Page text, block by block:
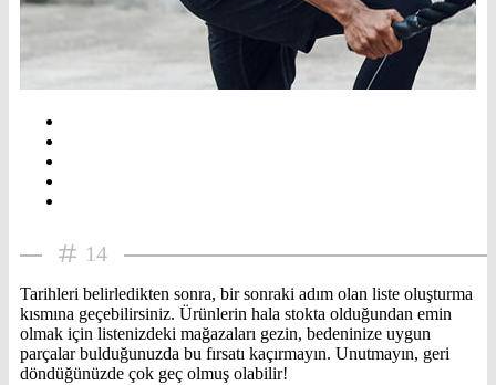
14
Tarihleri belirledikten sonra, bir sonraki adım olan liste oluşturma
kısmına geçebilirsiniz. Ürünlerin hala stokta olduğundan emin
olmak için listenizdeki mağazaları gezin, bedeninize uygun
parçalar bulduğunuzda bu fırsatı kaçırmayın. Unutmayın, geri
döndüğünüzde çok geç olmuş olabilir!